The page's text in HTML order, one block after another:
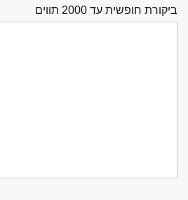
ביקורת חופשית עד 2000 תווים